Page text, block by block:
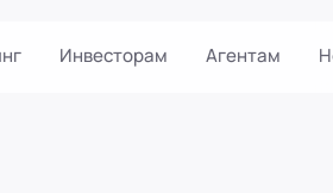
Инвесторам Агентам